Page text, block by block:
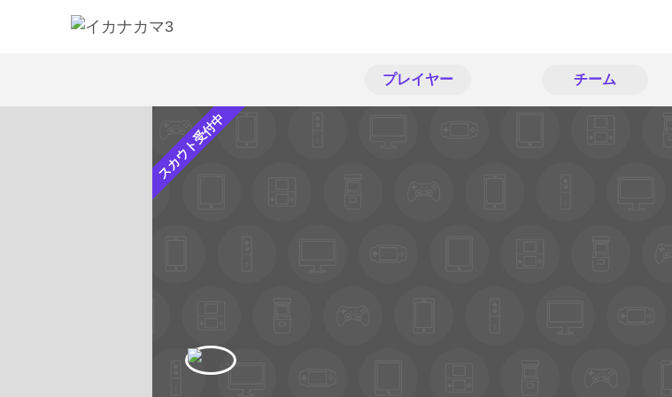
プレイヤー チーム
スカウト受付中